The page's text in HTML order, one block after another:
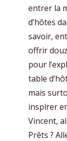
entrer la
d’hôtes
savoir,
offrir
pour
table
mais
inspirer
Vincent,
Prêts ?